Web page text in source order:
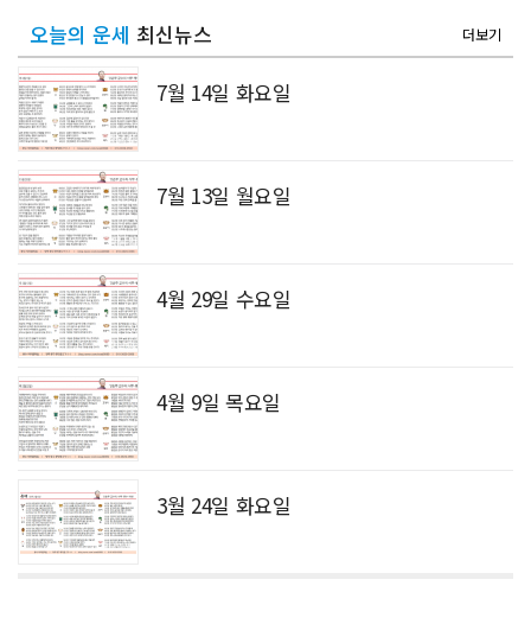
오늘의 운세 최신뉴스 더보기
7월 14일 화요일
7월 13일 월요일
4월 29일 수요일
4월 9일 목요일
3월 24일 화요일